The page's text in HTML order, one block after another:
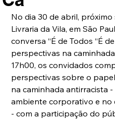
No dia 30 de abril,
Livraria da Vila, em São
conversa “É de Todos “É
perspectivas na
17h00, os convidados
perspectivas sobre o
na caminhada antirracista
ambiente corporativo e no
- com a participação do